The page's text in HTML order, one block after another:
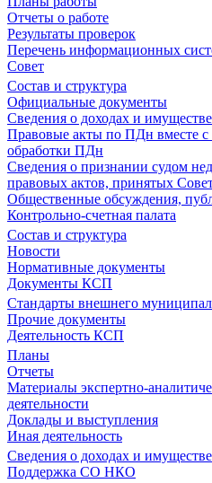
Отчеты о работе
Результаты проверок
Перечень информационных
Совет
Состав и структура
Официальные документы
Сведения о доходах и имуществе
Правовые акты по ПДн вместе
обработки ПДн
Сведения о признании судом
правовых актов, принятых
Общественные обсуждения,
Контрольно-счетная палата
Состав и структура
Новости
Нормативные документы
Документы КСП
Стандарты внешнего
Прочие документы
Деятельность КСП
Планы
Отчеты
Материалы экспертно-
деятельности
Доклады и выступления
Иная деятельность
Сведения о доходах и имуществе
Поддержка СО НКО